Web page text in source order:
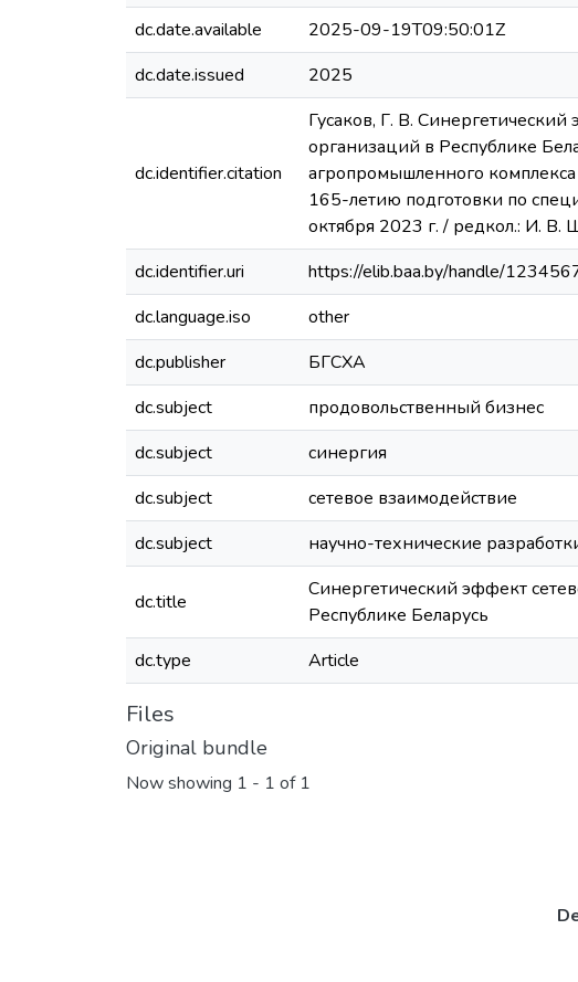
dc.date.available
2025-09-19T09:50:01Z
dc.date.issued
2025
dc.identifier.citation
Гусаков, Г. В.
организаций в Республике
агропромышленного
165-летию подготовки по
октября 2023 г. / редкол.: И. В.
dc.identifier.uri
https://elib.baa.by/handle/
dc.language.iso
other
dc.publisher
БГСХА
dc.subject
продовольственный бизнес
dc.subject
синергия
dc.subject
сетевое взаимодействие
dc.subject
научно-технические
dc.title
Синергетический эффект
Республике Беларусь
dc.type Article
Files
Original bundle
Now showing 1 - 1 of 1